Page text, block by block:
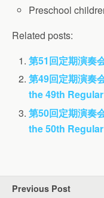
Preschool
Related posts:
第51回定期演奏
第49回定期演奏
the 49th
第50回定期演奏
the 50th
Previous Post